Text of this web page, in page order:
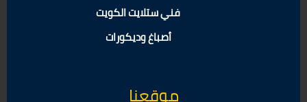
فني ستلايت الكويت
أصباغ وديكورات
موقعنا